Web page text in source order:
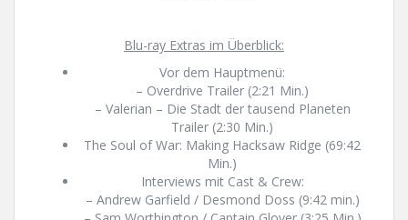
Blu-ray Extras im Überblick:
Vor dem Hauptmenü:
– Overdrive Trailer (2:21 Min.)
– Valerian – Die Stadt der tausend Planeten
Trailer (2:30 Min.)
The Soul of War: Making Hacksaw Ridge (69:42
Min.)
Interviews mit Cast & Crew:
– Andrew Garfield / Desmond Doss (9:42 min.)